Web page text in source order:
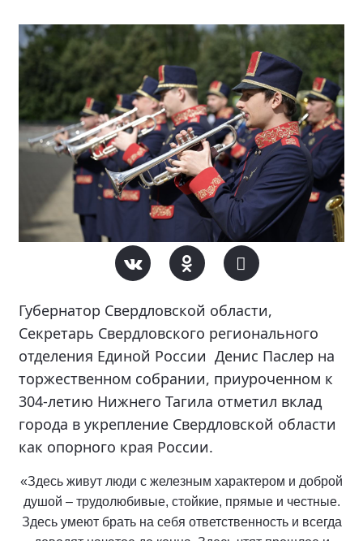
Губернатор Свердловской области,
Секретарь Свердловского регионального
отделения Единой России Денис Паслер на
торжественном собрании, приуроченном к
304-летию Нижнего Тагила отметил вклад
города в укрепление Свердловской области
как опорного края России.
«Здесь живут люди с железным характером и доброй
душой – трудолюбивые, стойкие, прямые и честные.
Здесь умеют брать на себя ответственность и всегда